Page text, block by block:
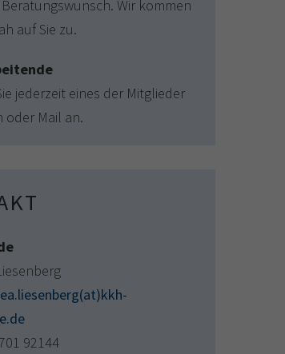
Wir kommen
auf Sie zu.
jederzeit eines der Mitglieder
oder Mail an.
92144